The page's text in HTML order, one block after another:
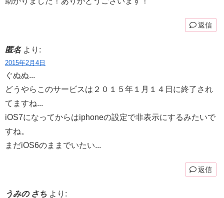
返信
匿名 より:
2015年2月4日
ぐぬぬ...
どうやらこのサービスは２０１５年１月１４日に終了され
てますね...
iOS7になってからはiphoneの設定で非表示にするみたいで
すね。
まだiOS6のままでいたい...
返信
うみの さち より: